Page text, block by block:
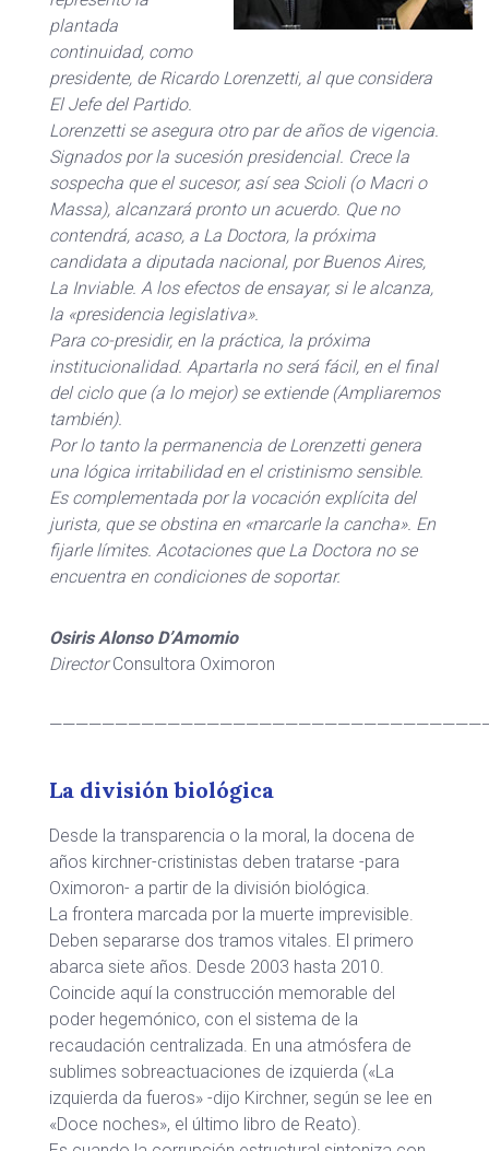
plantada
continuidad, como
presidente, de Ricardo Lorenzetti, al que considera
El Jefe del Partido.
Lorenzetti se asegura otro par de años de vigencia.
Signados por la sucesión presidencial. Crece la
sospecha que el sucesor, así sea Scioli (o Macri o
Massa), alcanzará pronto un acuerdo. Que no
contendrá, acaso, a La Doctora, la próxima
candidata a diputada nacional, por Buenos Aires,
La Inviable. A los efectos de ensayar, si le alcanza,
la «presidencia legislativa».
Para co-presidir, en la práctica, la próxima
institucionalidad. Apartarla no será fácil, en el final
del ciclo que (a lo mejor) se extiende (Ampliaremos
también).
Por lo tanto la permanencia de Lorenzetti genera
una lógica irritabilidad en el cristinismo sensible.
Es complementada por la vocación explícita del
jurista, que se obstina en «marcarle la cancha». En
fijarle límites. Acotaciones que La Doctora no se
encuentra en condiciones de soportar.
Osiris Alonso D’Amomio
DirectorConsultora Oximoron
La división biológica
Desde la transparencia o la moral, la docena de
años kirchner-cristinistas deben tratarse -para
Oximoron- a partir de la división biológica.
La frontera marcada por la muerte imprevisible.
Deben separarse dos tramos vitales. El primero
abarca siete años. Desde 2003 hasta 2010.
Coincide aquí la construcción memorable del
poder hegemónico, con el sistema de la
recaudación centralizada. En una atmósfera de
sublimes sobreactuaciones de izquierda («La
izquierda da fueros» -dijo Kirchner, según se lee en
«Doce noches», el último libro de Reato).